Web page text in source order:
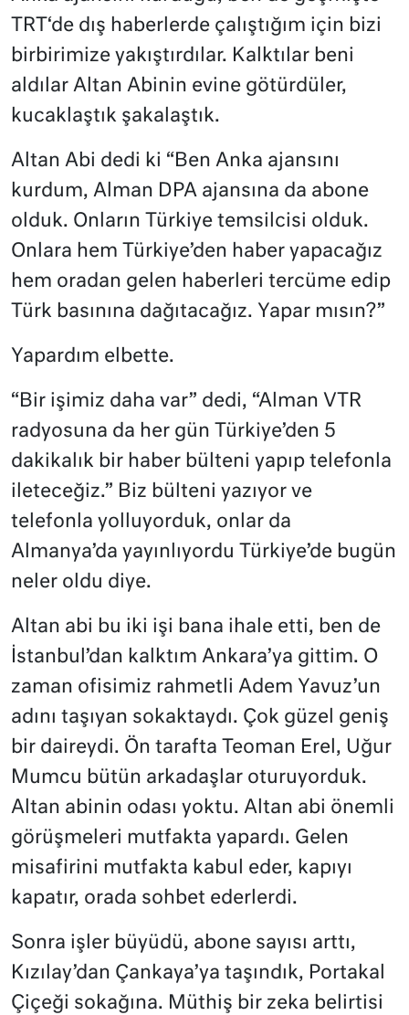
TRT‘de dış haberlerde çalıştığım için bizi
birbirimize yakıştırdılar. Kalktılar beni
aldılar Altan Abinin evine götürdüler,
kucaklaştık şakalaştık.
Altan Abi dedi ki “Ben Anka ajansını
kurdum, Alman DPA ajansına da abone
olduk. Onların Türkiye temsilcisi olduk.
Onlara hem Türkiye’den haber yapacağız
hem oradan gelen haberleri tercüme edip
Türk basınına dağıtacağız. Yapar mısın?”
Yapardım elbette.
“Bir işimiz daha var” dedi, “Alman VTR
radyosuna da her gün Türkiye’den 5
dakikalık bir haber bülteni yapıp telefonla
ileteceğiz.” Biz bülteni yazıyor ve
telefonla yolluyorduk, onlar da
Almanya’da yayınlıyordu Türkiye’de bugün
neler oldu diye.
Altan abi bu iki işi bana ihale etti, ben de
İstanbul’dan kalktım Ankara’ya gittim. O
zaman ofisimiz rahmetli Adem Yavuz’un
adını taşıyan sokaktaydı. Çok güzel geniş
bir daireydi. Ön tarafta Teoman Erel, Uğur
Mumcu bütün arkadaşlar oturuyorduk.
Altan abinin odası yoktu. Altan abi önemli
görüşmeleri mutfakta yapardı. Gelen
misafirini mutfakta kabul eder, kapıyı
kapatır, orada sohbet ederlerdi.
Sonra işler büyüdü, abone sayısı arttı,
Kızılay’dan Çankaya’ya taşındık, Portakal
Çiçeği sokağına. Müthiş bir zeka belirtisi